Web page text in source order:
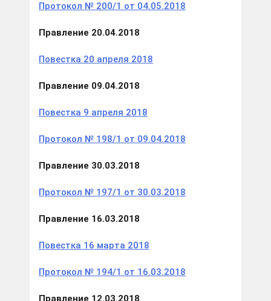
Протокол № 200/1 от 04.05.2018
Правление 20.04.2018
Повестка 20 апреля 2018
Правление 09.04.2018
Повестка 9 апреля 2018
Протокол № 198/1 от 09.04.2018
Правление 30.03.2018
Протокол № 197/1 от 30.03.2018
Правление 16.03.2018
Повестка 16 марта 2018
Протокол № 194/1 от 16.03.2018
Правление 12.03.2018